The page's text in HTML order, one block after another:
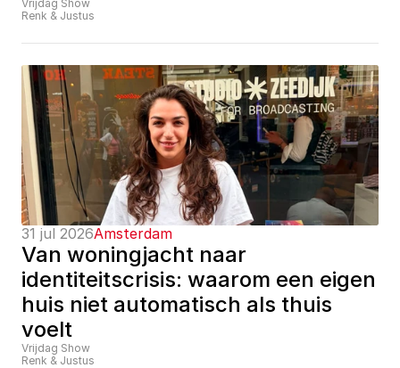
Vrijdag Show
Renk & Justus
31 jul 2026Amsterdam
Van woningjacht naar
identiteitscrisis: waarom een eigen
huis niet automatisch als thuis
voelt
Vrijdag Show
Renk & Justus